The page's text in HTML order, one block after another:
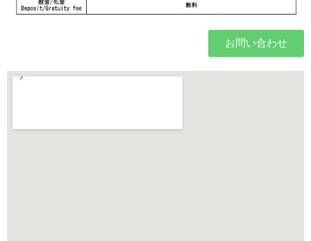
お問い合わせ